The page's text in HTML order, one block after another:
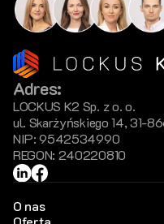
Adres:
LOCKUS K2 Sp. z o. o.
ul. Skarżyńskiego 14, 31-
NIP: 9542534990
REGON: 240220810
O nas